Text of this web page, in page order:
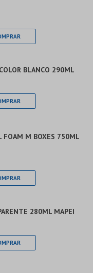
BLANCO 290ML
FOAM M BOXES 750ML
280ML MAPEI